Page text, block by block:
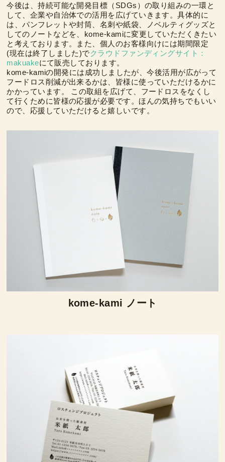
今後は、持続可能な開発目標（SDGs）の取り組みの一環と
して、企業や自治体での活用を広げていきます。具体的に
は、パンフレットや封筒、名刺や紙袋、ノベルティグッズと
してのノートなどを、kome-kamiに変更していただくきたい
と考えております。また、個人のお客様向けには期間限定
(現在は終了しました)でクラウドファンディングサイト：
makuakeにて販売しております。
kome-kamiの開発には成功しましたが、今後活用が広がって
フードロス削減が出来るかは、皆様に使っていただけるかに
かかっています。 この取組を広げて、フードロスをなくし
て行くために皆様の応援が必要です。ほんの気持ちでもいい
ので、応援していただけると嬉しいです。
kome-kami ノート